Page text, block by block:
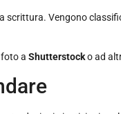
scrittura. Vengono
foto a Shutterstocko ad